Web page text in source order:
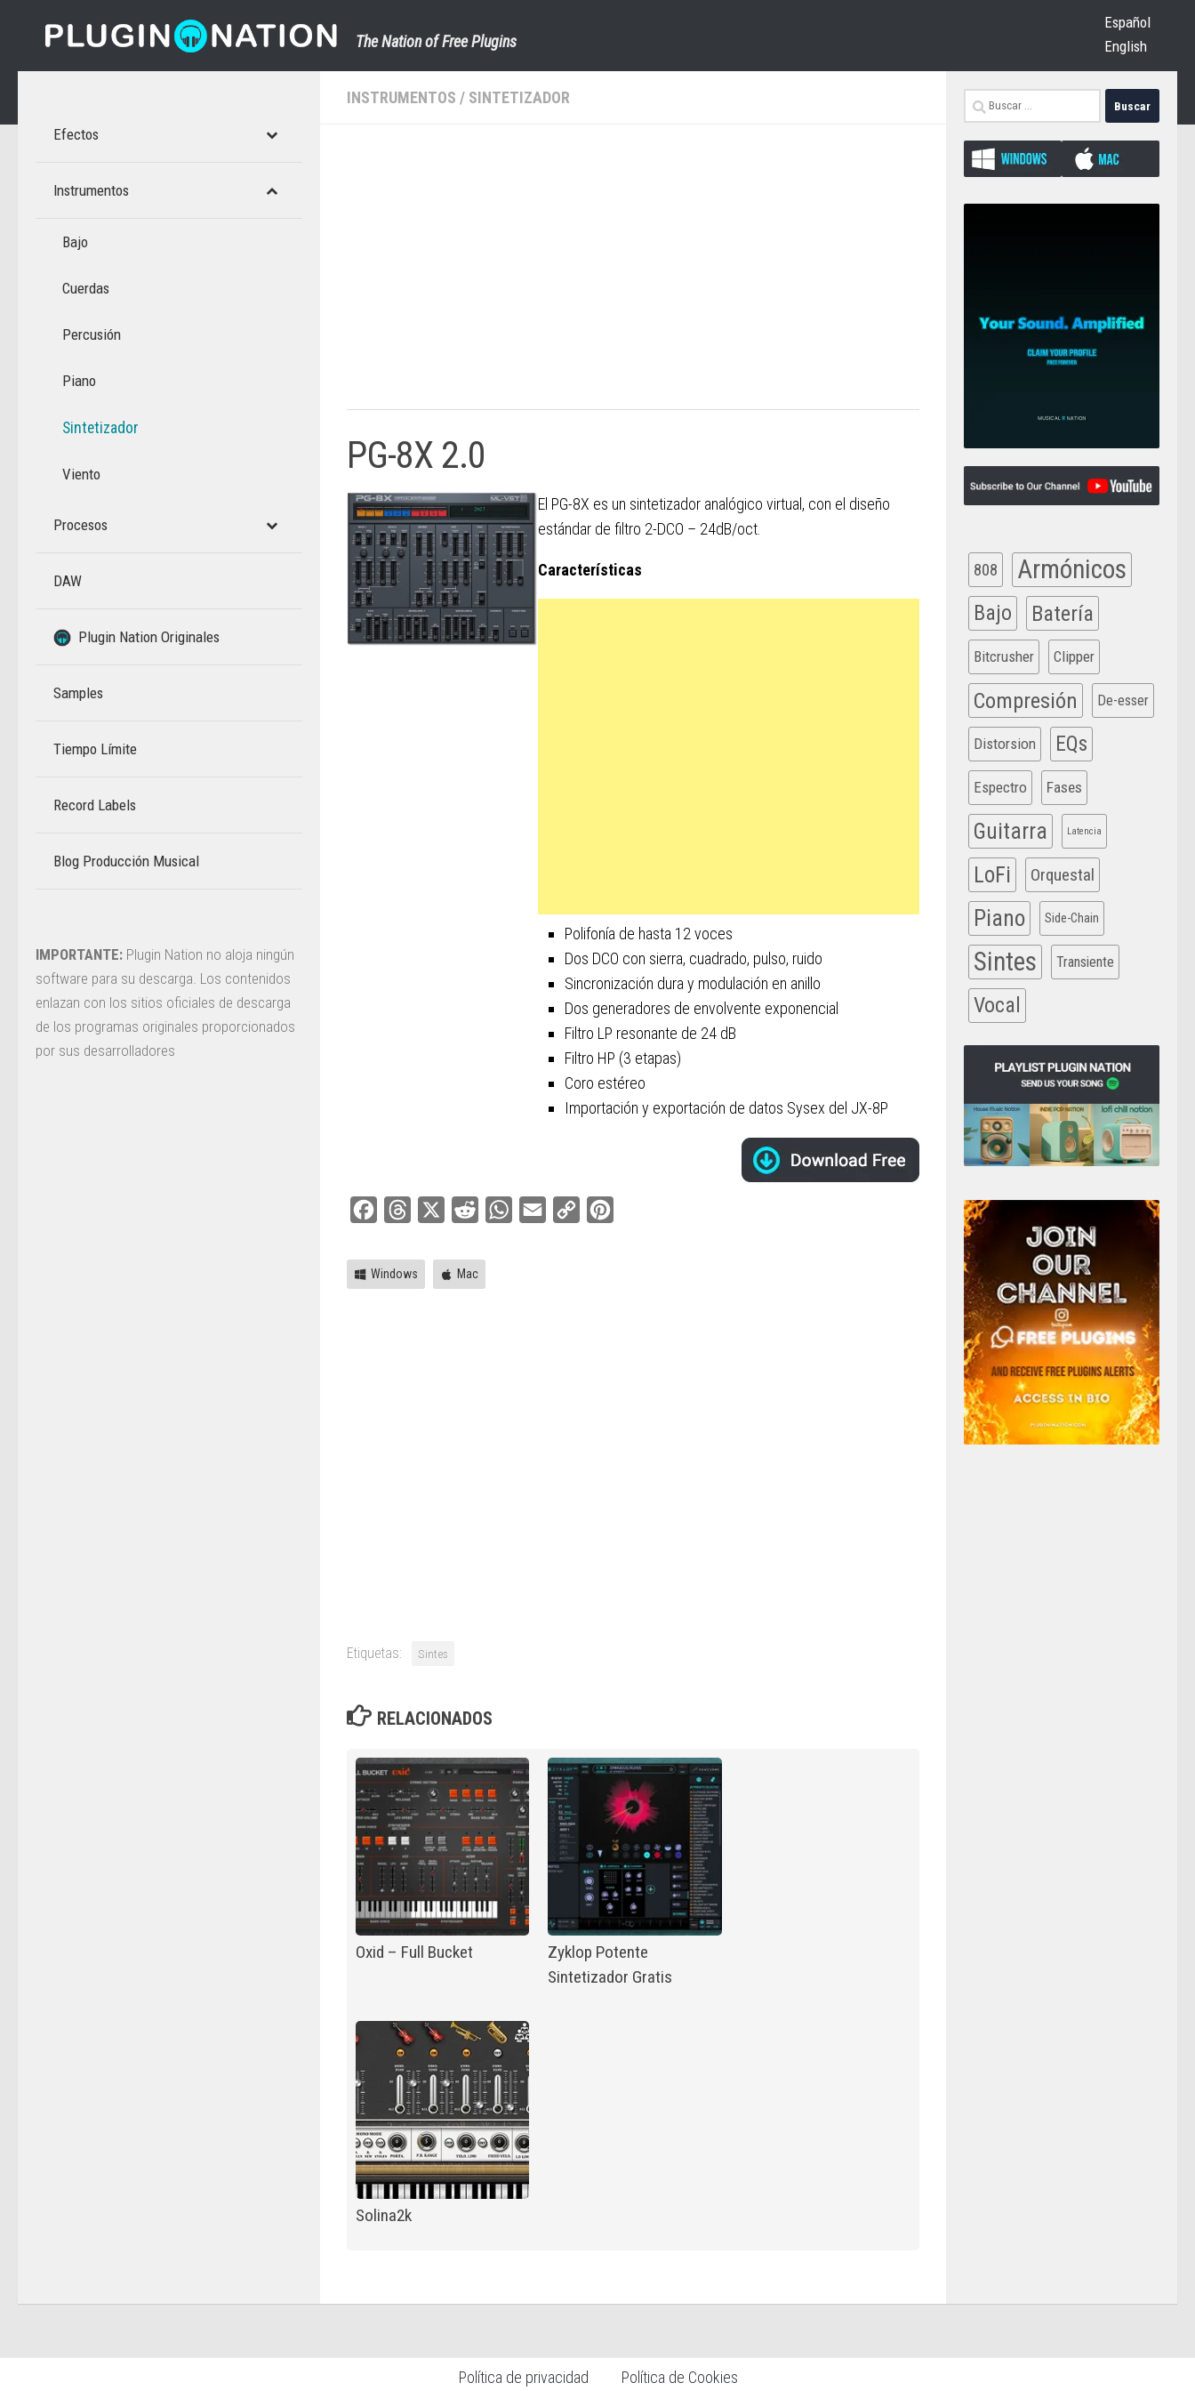
Saltar al contenido
The Nation of Free Plugins
Español
English
INSTRUMENTOS / SINTETIZADOR
PG-8X 2.0
El PG-8X es un sintetizador analógico virtual, con el diseño
estándar de filtro 2-DCO – 24dB/oct.
Características
Polifonía de hasta 12 voces
Dos DCO con sierra, cuadrado, pulso, ruido
Sincronización dura y modulación en anillo
Dos generadores de envolvente exponencial
Filtro LP resonante de 24 dB
Filtro HP (3 etapas)
Coro estéreo
Importación y exportación de datos Sysex del JX-8P
FacebookThreads Reddit WhatsApp
Email
Copy
Windows Mac
Etiquetas: Sintes
RELACIONADOS
Oxid – Full Bucket
Zyklop Potente
Sintetizador Gratis
Solina2k
Efectos
Instrumentos
Bajo
Cuerdas
Percusión
Piano
Sintetizador
Viento
Procesos
DAW
Plugin Nation Originales
–
Samples
Tiempo Límite
–
Record Labels
Blog Producción Musical
–
IMPORTANTE: Plugin Nation no aloja ningún
software para su descarga. Los contenidos
enlazan con los sitios oficiales de descarga
de los programas originales proporcionados
por sus desarrolladores
Buscar:
808 Armónicos
Bajo Batería
Bitcrusher Clipper
Compresión De-esser
Distorsion EQs
Espectro Fases
Guitarra Latencia
LoFi Orquestal
Piano Side-Chain
Sintes Transiente
Vocal
Política de privacidad Política de Cookies